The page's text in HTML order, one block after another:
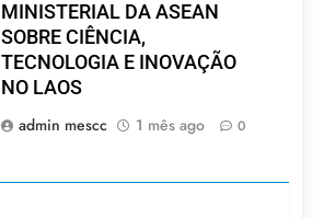
MINISTERIAL DA ASEAN
SOBRE CIÊNCIA,
TECNOLOGIA E INOVAÇÃO
NO LAOS
admin mescc
1 mês ago 0